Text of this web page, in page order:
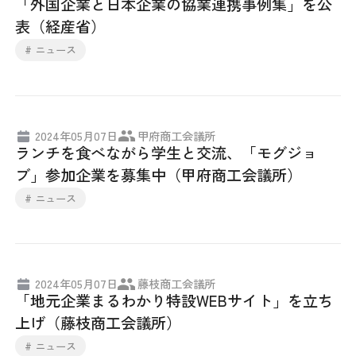
表（経産省）
# ニュース
2024年05月07日 甲府商工会議所
ランチを食べながら学生と交流、「モグジョ
ブ」参加企業を募集中（甲府商工会議所）
# ニュース
2024年05月07日 藤枝商工会議所
「地元企業まるわかり特設WEBサイト」を立ち
上げ（藤枝商工会議所）
# ニュース